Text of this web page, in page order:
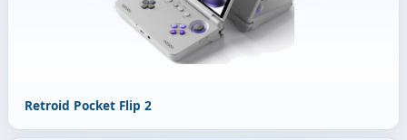
Retroid Pocket Flip 2